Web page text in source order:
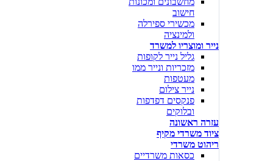
חישוב
מכשירי ספירלה
ולמינציה
נייר ומוצריו למשרד
גליל נייר לקופות
מזכריות ונייר ממו
מעטפות
נייר צילום
פנקסים דפדפות
ובלוקים
עזרה ראשונה
ציוד משרדי מקיף
ריהוט משרדי
כסאות משרדיים